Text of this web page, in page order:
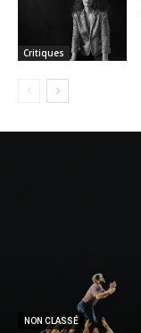
Critiques
NON CLASSÉ